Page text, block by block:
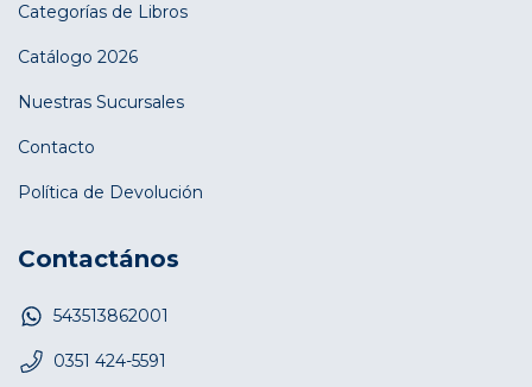
Categorías de Libros
Catálogo 2026
Nuestras Sucursales
Contacto
Política de Devolución
Contactános
543513862001
0351 424-5591